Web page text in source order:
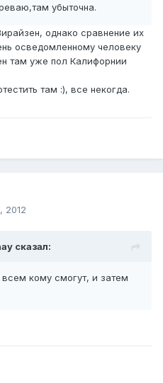
убыточна.
однако сравнение их
осведомленному человеку
там уже пол Калифорнии
там :), все некогда.
2012
сказал:
кому смогут, и затем